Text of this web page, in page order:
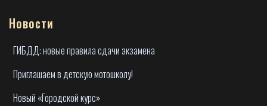
Новости
ГИБДД: новые правила сдачи экзамена
Приглашаем в детскую мотошколу!
Новый «Городской курс»